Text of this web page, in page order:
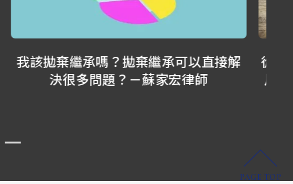
從FB到YouTube，從文字、寫書到拍影
片，我一直告訴自己，不能停下來！－
PAGE TOP